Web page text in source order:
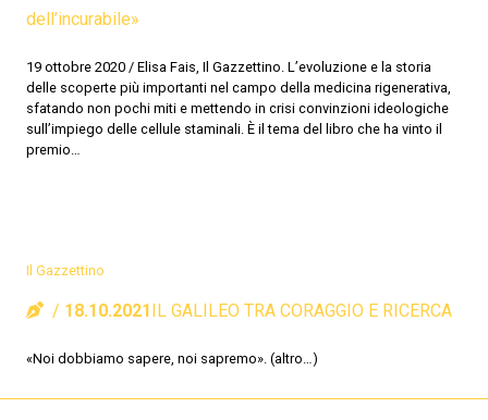
dell’incurabile»
19 ottobre 2020 / Elisa Fais, Il Gazzettino. L’evoluzione e la storia
delle scoperte più importanti nel campo della medicina rigenerativa,
sfatando non pochi miti e mettendo in crisi convinzioni ideologiche
sull’impiego delle cellule staminali. È il tema del libro che ha vinto il
premio…
Il Gazzettino
18.10.2021IL GALILEO TRA CORAGGIO E RICERCA
«Noi dobbiamo sapere, noi sapremo». (altro…)